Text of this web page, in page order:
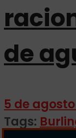
de
5 de
Tags: